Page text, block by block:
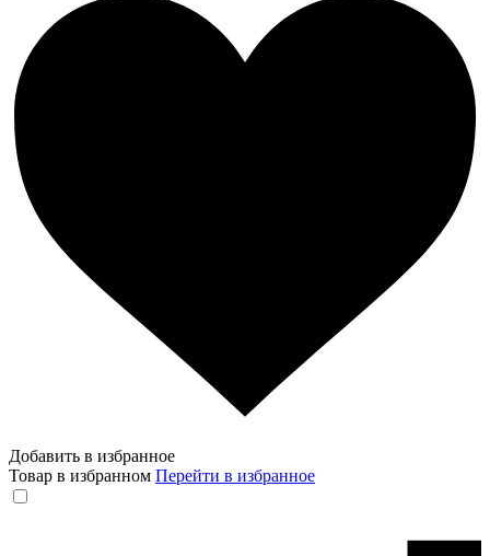
Добавить в избранное
Товар в избранном Перейти в избранное